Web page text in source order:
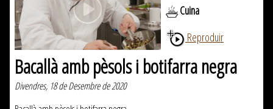
Cuina
Reproduir
Bacallà amb pèsols i botifarra negra
Divendres, 18 de Desembre de 2020